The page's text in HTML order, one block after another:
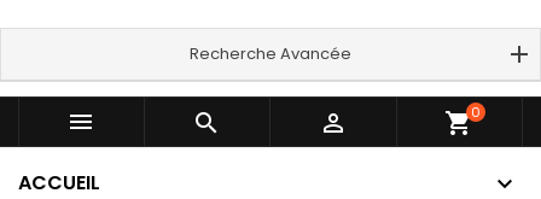
Recherche Avancée
   shopping_cart0
ACCUEIL